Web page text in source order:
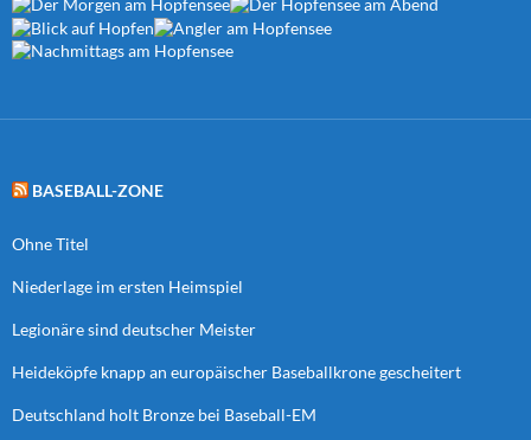
BASEBALL-ZONE
Ohne Titel
Niederlage im ersten Heimspiel
Legionäre sind deutscher Meister
Heideköpfe knapp an europäischer Baseballkrone gescheitert
Deutschland holt Bronze bei Baseball-EM